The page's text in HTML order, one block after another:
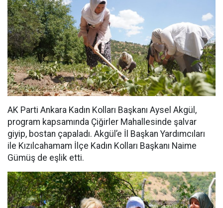
AK Parti Ankara Kadın Kolları Başkanı Aysel Akgül,
program kapsamında Çiğirler Mahallesinde şalvar
giyip, bostan çapaladı. Akgül’e İl Başkan Yardımcıları
ile Kızılcahamam İlçe Kadın Kolları Başkanı Naime
Gümüş de eşlik etti.